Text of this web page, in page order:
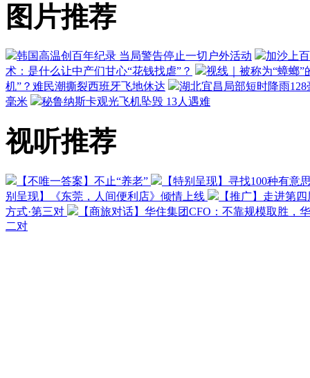
图片推荐
韩国高温创百年纪录 当局警告停止一切户外活动
加沙上
术：是什么让中产们甘心“花钱找虐”？
视线｜被称为“蟑螂
机”？难民潮撕裂西班牙飞地休达
湖北宜昌局部短时降雨
毫米
秘鲁纳斯卡观光飞机坠毁 13人遇难
视听推荐
【不唯一答案】不止“养老”
【特别呈现】寻找100种有意
别呈现】《东莞，人间便利店》倾情上线
【推广】走进第
方式·第三对
【商旅对话】华住集团CFO：不靠规模取胜，
二对